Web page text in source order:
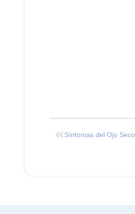
Síntomas del Ojo Seco